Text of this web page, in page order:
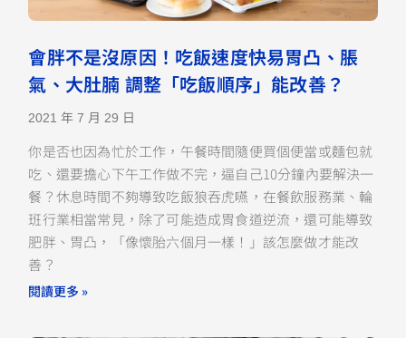
會胖不是沒原因！吃飯速度快易胃凸、脹
氣、大肚腩 調整「吃飯順序」能改善？
2021 年 7 月 29 日
你是否也因為忙於工作，午餐時間隨便買個便當或麵包就
吃、還要擔心下午工作做不完，逼自己10分鐘內要解決一
餐？休息時間不夠導致吃飯狼吞虎嚥，在餐飲服務業、輪
班行業相當常見，除了可能造成胃食道逆流，還可能導致
肥胖、胃凸，「像懷胎六個月一樣！」該怎麼做才能改
善？
閱讀更多 »